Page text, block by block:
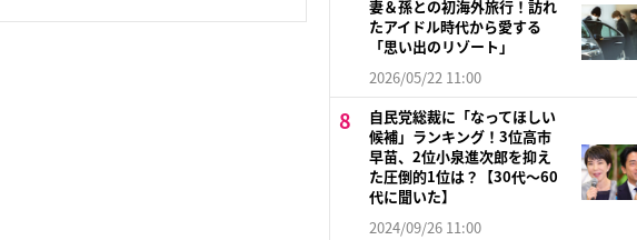
妻＆孫との初海外旅行！訪れ
たアイドル時代から愛する
「思い出のリゾート」
2026/05/22 11:00
自民党総裁に「なってほしい
候補」ランキング！3位高市
早苗、2位小泉進次郎を抑え
た圧倒的1位は？【30代〜60
代に聞いた】
2024/09/26 11:00